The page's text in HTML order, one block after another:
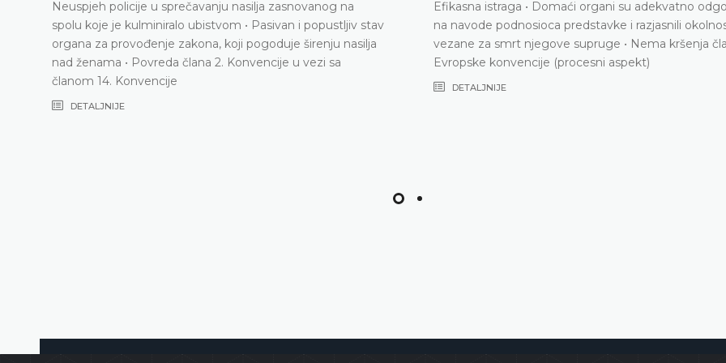
Neuspjeh policije u sprečavanju nasilja zasnovanog na
spolu koje je kulminiralo ubistvom • Pasivan i popustljiv stav
organa za provođenje zakona, koji pogoduje širenju nasilja
nad ženama • Povreda člana 2. Konvencije u vezi sa
članom 14. Konvencije
DETALJNIJE
Efikasna istraga • Domaći organi su adekvatno
na navode podnosioca predstavke i razjasnili
vezane za smrt njegove supruge • Nema kršenja
Evropske konvencije (procesni aspekt)
DETALJNIJE